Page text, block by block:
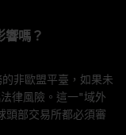
嗎？
非歐盟平臺，如果未
律風險。這一"域外
頭部交易所都必須審